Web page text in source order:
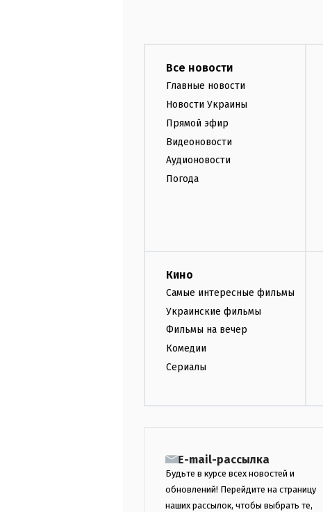
Все новости
Главные новости
Новости Украины
Прямой эфир
Видеоновости
Аудионовости
Погода
Кино
Самые интересные фильмы
Украинские фильмы
Фильмы на вечер
Комедии
Сериалы
E-mail-рассылка
Будьте в курсе всех новостей и
обновлений! Перейдите на страницу
наших рассылок, чтобы выбрать те,